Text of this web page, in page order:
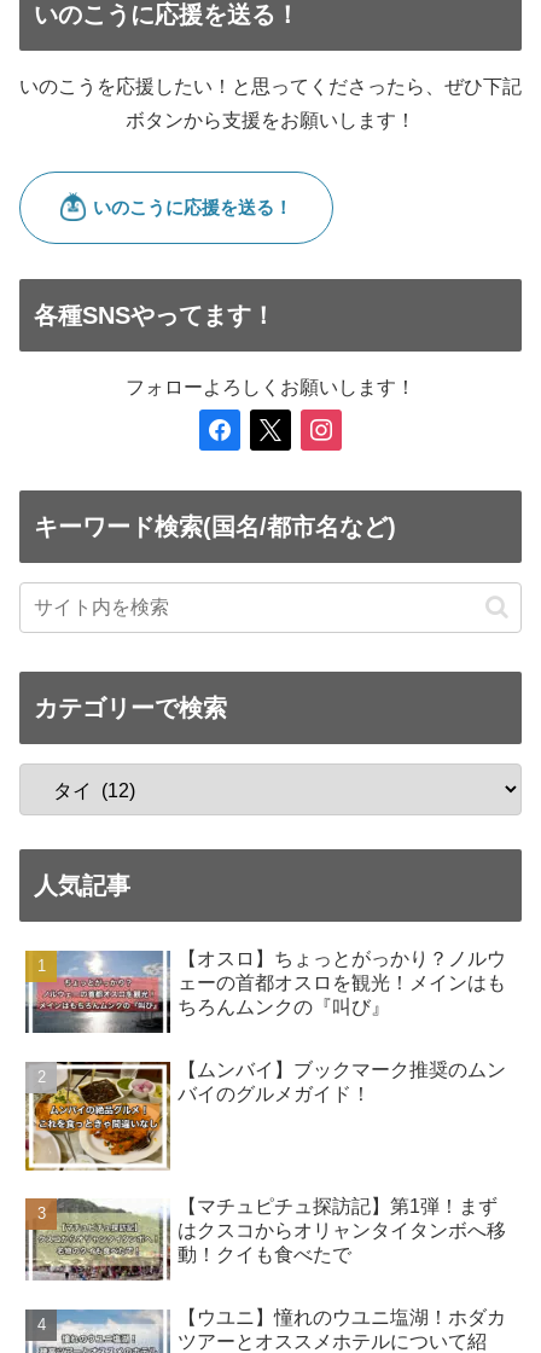
いのこうに応援を送る！
いのこうを応援したい！と思ってくださったら、ぜひ下記
ボタンから支援をお願いします！
各種SNSやってます！
フォローよろしくお願いします！
facebook
instagram
キーワード検索(国名/都市名など)
カテゴリーで検索
人気記事
【オスロ】ちょっとがっかり？ノルウ
ェーの首都オスロを観光！メインはも
ちろんムンクの『叫び』
【ムンバイ】ブックマーク推奨のムン
バイのグルメガイド！
【マチュピチュ探訪記】第1弾！まず
はクスコからオリャンタイタンボへ移
動！クイも食べたで
【ウユニ】憧れのウユニ塩湖！ホダカ
ツアーとオススメホテルについて紹